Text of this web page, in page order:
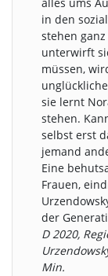
in den
stehen
unterwirft
müssen,
sie lernt
stehen.
selbst erst
jemand
Eine
Frauen,
der
D 2020,
Min.